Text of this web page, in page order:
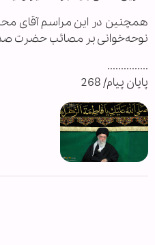
همچنین در این مراسم آقای
نوحه‌خوانی بر مصائب حضرت
...............
پایان پیام/ 268